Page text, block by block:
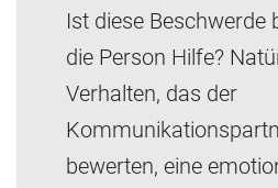
Ist diese Beschwerde
die Person Hilfe?
Verhalten, das der
bewerten, eine